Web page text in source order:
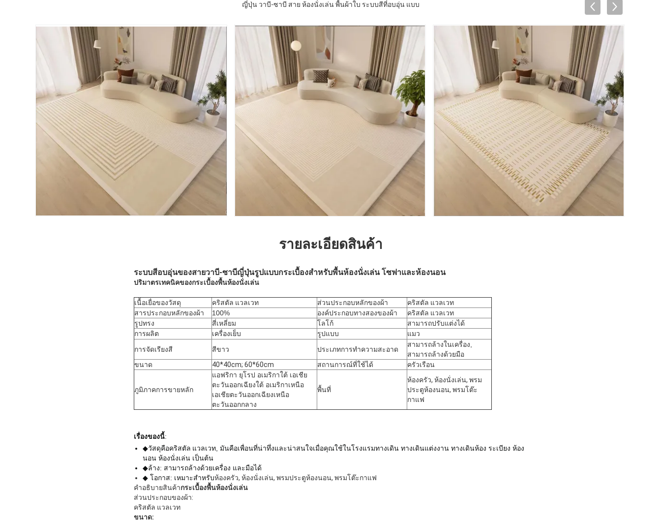
ญี่ปุ่น วาบี-ซาบี สาย ห้องนั่งเล่น พื้นผ้าใบ ระบบสีที่อบอุ่น แบบ
รายละเอียดสินค้า
ระบบสีอบอุ่นของสายวาบี-ซาบีญี่ปุ่นรูปแบบกระเบื้องสําหรับพื้นห้องนั่งเล่น โซฟาและห้องนอน
ปริมาตรเทคนิคของกระเบื้องพื้นห้องนั่งเล่น
เนื้อเยื่อของวัสดุ คริสตัล แวลเวท ส่วนประกอบหลักของผ้า
คริสตัล แวลเวท
สารประกอบหลักของผ้า
100% องค์ประกอบทางสองของผ้า
คริสตัล แวลเวท
รูปทรง
สี่เหลี่ยม โลโก้
สามารถปรับแต่งได้
การผลิต
เครื่องเย็บ รูปแบบ
แมว
การจัดเรียงสี
สีขาว ประเภทการทําความสะอาด
สามารถล้างในเครื่อง,
สามารถล้างด้วยมือ
ขนาด
40*40cm; 60*60cm สถานการณ์ที่ใช้ได้ ครัวเรือน
ภูมิภาคการขายหลัก
แอฟริกา ยุโรป อเมริกาใต้ เอเชีย
ตะวันออกเฉียงใต้ อเมริกาเหนือ
เอเชียตะวันออกเฉียงเหนือ
ตะวันออกกลาง
พื้นที่
ห้องครัว, ห้องนั่งเล่น, พรม
ประตูห้องนอน, พรมโต๊ะ
กาแฟ
เรื่องของนี้:
◆วัสดุคือคริสตัล แวลเวท, มันคือเพื่อนที่น่าทึ่งและน่าสนใจเมื่อคุณใช้ในโรงแรมทางเดิน ทางเดินแต่งงาน ทางเดินห้อง ระเบียง ห้อง
นอน ห้องนั่งเล่น เป็นต้น
◆ล้าง: สามารถล้างด้วยเครื่อง และมือได้
◆ โอกาส: เหมาะสําหรับห้องครัว, ห้องนั่งเล่น, พรมประตูห้องนอน, พรมโต๊ะกาแฟ
คําอธิบายสินค้ากระเบื้องพื้นห้องนั่งเล่น
ส่วนประกอบของผ้า:
คริสตัล แวลเวท
ขนาด: